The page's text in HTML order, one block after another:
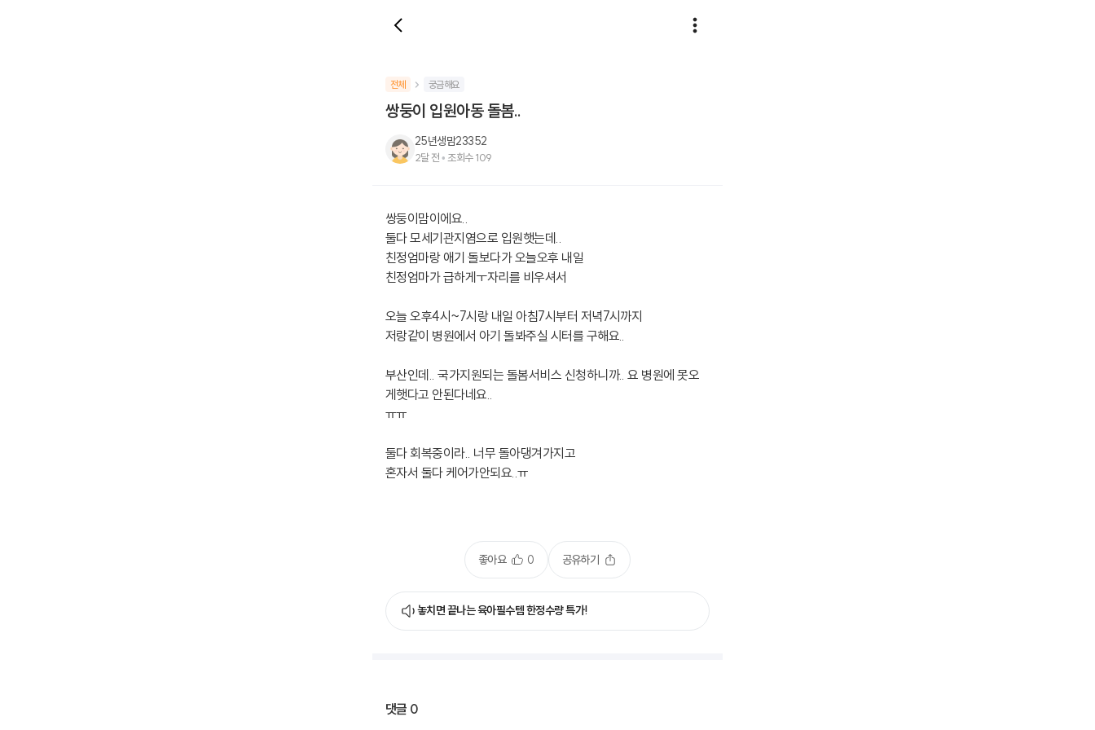
전체 궁금해요
쌍둥이 입원아동 돌봄..
25년생맘23352
2달 전 • 조회수109
쌍둥이맘이에요..
둘다 모세기관지염으로 입원햇는데..
친정엄마랑 애기 돌보다가 오늘오후 내일
친정엄마가 급하게ㅜ자리를 비우셔서
오늘 오후4시~7시랑 내일 아침7시부터 저녁7시까지
저랑같이 병원에서 아기 돌봐주실 시터를 구해요..
부산인데.. 국가지원되는 돌봄서비스 신청하니까.. 요 병원에 못오
게햇다고 안된다네요..
ㅠㅠ
둘다 회복중이라.. 너무 돌아댕겨가지고
혼자서 둘다 케어가안되요..ㅠ
좋아요 0 공유하기
놓치면 끝나는 육아필수템 한정수량 특가!
댓글 0